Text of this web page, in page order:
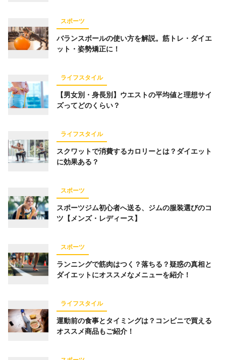
スポーツ
バランスボールの使い方を解説。筋トレ・ダイエ
ット・姿勢矯正に！
ライフスタイル
【男女別・身長別】ウエストの平均値と理想サイ
ズってどのくらい？
ライフスタイル
スクワットで消費するカロリーとは？ダイエット
に効果ある？
スポーツ
スポーツジム初心者へ送る、ジムの服装選びのコ
ツ【メンズ・レディース】
スポーツ
ランニングで筋肉はつく？落ちる？疑惑の真相と
ダイエットにオススメなメニューを紹介！
ライフスタイル
運動前の食事とタイミングは？コンビニで買える
オススメ商品もご紹介！